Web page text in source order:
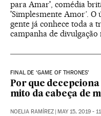
para Amar', comédia
'Simplesmente Amor’.
gente já conhece toda a
campanha de
FINAL DE ‘GAME OF THRONES’
Por que
mito da cabeça de
NOELIA RAMÍREZ MAY 15, 2019 -